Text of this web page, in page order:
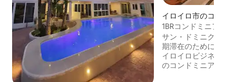
イロイロ市のコン
1BRコンドミニア
ーク
サン・ドミニクは
期滞在のために常
イロイロビジネス
のコンドミニアム。 含まれる エア